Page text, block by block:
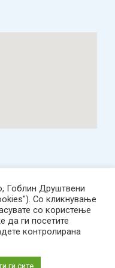
17:00
Rights Reserved.
број:
Гоблин Друштвени
Со кликнување
со користење
да ги посетите
контролирана
ги сите